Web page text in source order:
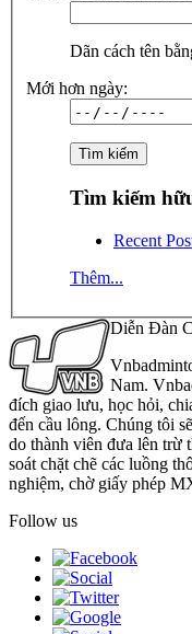
Dãn cách tên
Mới hơn ngày:
Tìm kiếm
Recent
Thêm...
Diễn Đàn
Nam.
đích giao lưu, học hỏi,
đến cầu lông. Chúng tôi
do thành viên đưa lên trừ
soát chặt chẽ các luồng
nghiệm, chờ giấy phép
Follow us